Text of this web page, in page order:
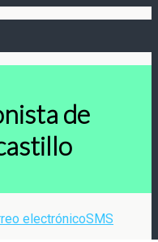
de
electrónicoSMS